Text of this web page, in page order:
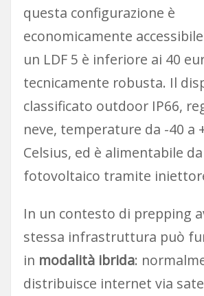
questa configurazione è
economicamente
un LDF 5 è inferiore ai 40
tecnicamente robusta. Il
classificato outdoor IP66,
neve, temperature da -40 a
Celsius, ed è alimentabile
fotovoltaico tramite
In un contesto di prepping
stessa infrastruttura può
in modalità ibrida:
distribuisce internet via